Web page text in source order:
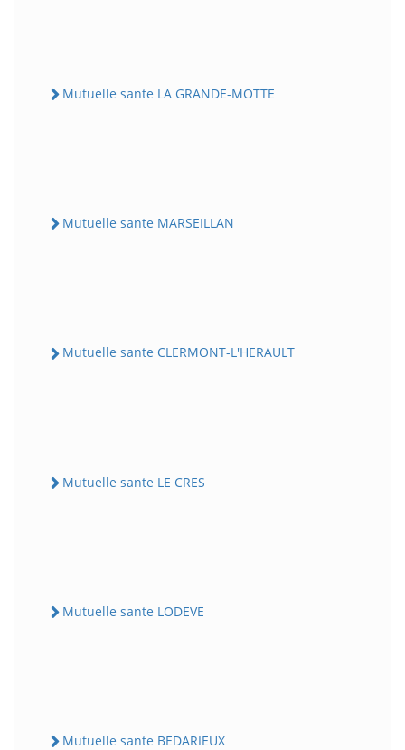
Mutuelle sante LA GRANDE-MOTTE
Mutuelle sante MARSEILLAN
Mutuelle sante CLERMONT-L'HERAULT
Mutuelle sante LE CRES
Mutuelle sante LODEVE
Mutuelle sante BEDARIEUX